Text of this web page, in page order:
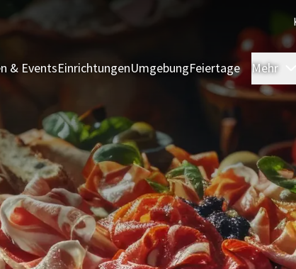
& EventsEinrichtungenUmgebungFeiertage Mehr